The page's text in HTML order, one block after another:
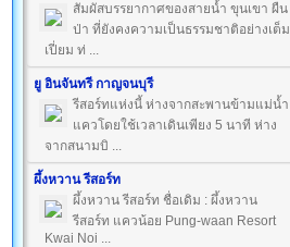
สัมผัสบรรยากาศของสายน้ำ ขุนเขา ผืน
ป่า ที่ยังคงความเป็นธรรมชาติอย่างเต็ม
เปี่ยม ท่ ...
ยู อินจันทรี กาญจนบุรี
รีสอร์ทแห่งนี้ ห่างจากสะพานข้ามแม่น้ำ
แควโดยใช้เวลาเดินเพียง 5 นาที ห่าง
จากสนามบิ ...
ผึ้งหวาน รีสอร์ท
ผึ้งหวาน รีสอร์ท ชื่อเดิม : ผึ้งหวาน
รีสอร์ท แควน้อย Pung-waan Resort
Kwai Noi ...